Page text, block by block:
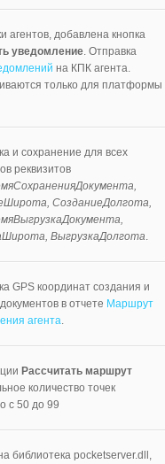
агентов, добавлена кнопка
уведомление. Отправка
на КПК агента.
только для платформы
и сохранение для всех
реквизитов
СозданиеДолгота,
ВыгрузкаДолгота.
GPS координат создания и
в отчете Маршрут
агента.
Рассчитать маршрут
количество точек
с 50 до 99
библиотека pocketserver.dll,